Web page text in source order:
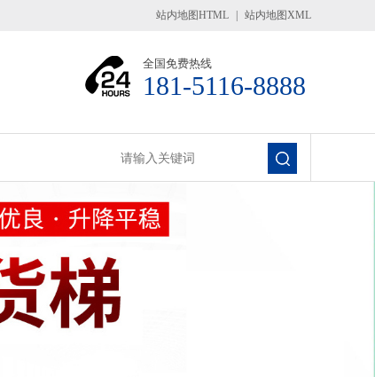
站内地图HTML 站内地图XML
全国免费热线
181-5116-8888